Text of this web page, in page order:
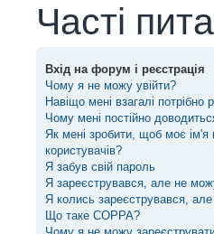
Часті
Вхід на форум і реєстрація
Чому я не можу увійти?
Навіщо мені взагалі потрібно
Чому мені постійно
Як мені зробити, щоб моє ім'я
користувачів?
Я забув свій пароль
Я зареєструвався, але не
Я колись зареєструвався,
Що таке COPPA?